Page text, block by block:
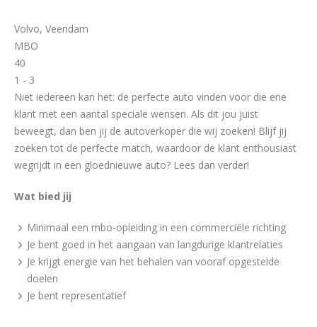
Volvo, Veendam
MBO
40
1 - 3
Niet iedereen kan het: de perfecte auto vinden voor die ene
klant met een aantal speciale wensen. Als dit jou juist
beweegt, dan ben jij de autoverkoper die wij zoeken! Blijf jij
zoeken tot de perfecte match, waardoor de klant enthousiast
wegrijdt in een gloednieuwe auto? Lees dan verder!
Wat bied jij
Minimaal een mbo-opleiding in een commerciële richting
Je bent goed in het aangaan van langdurige klantrelaties
Je krijgt energie van het behalen van vooraf opgestelde
doelen
Je bent representatief